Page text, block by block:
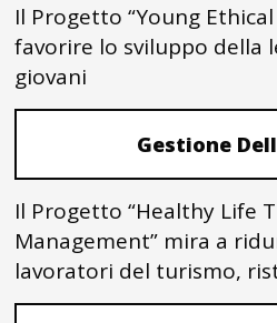
Il Progetto “Young
favorire lo sviluppo della
giovani
Gestione
Il Progetto “Healthy Life
Management” mira a
lavoratori del turismo,